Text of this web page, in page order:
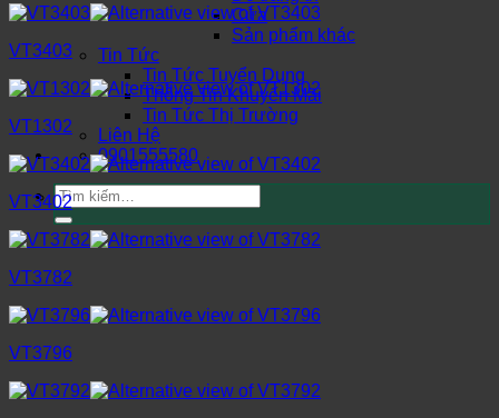
Cửa
Sản phẩm khác
Tin Tức
Tin Tức Tuyển Dụng
Thông Tin Khuyến Mãi
Tin Tức Thị Trường
Liên Hệ
0901555580
Tìm
kiếm:
VT3403
VT1302
VT3402
VT3782
VT3796